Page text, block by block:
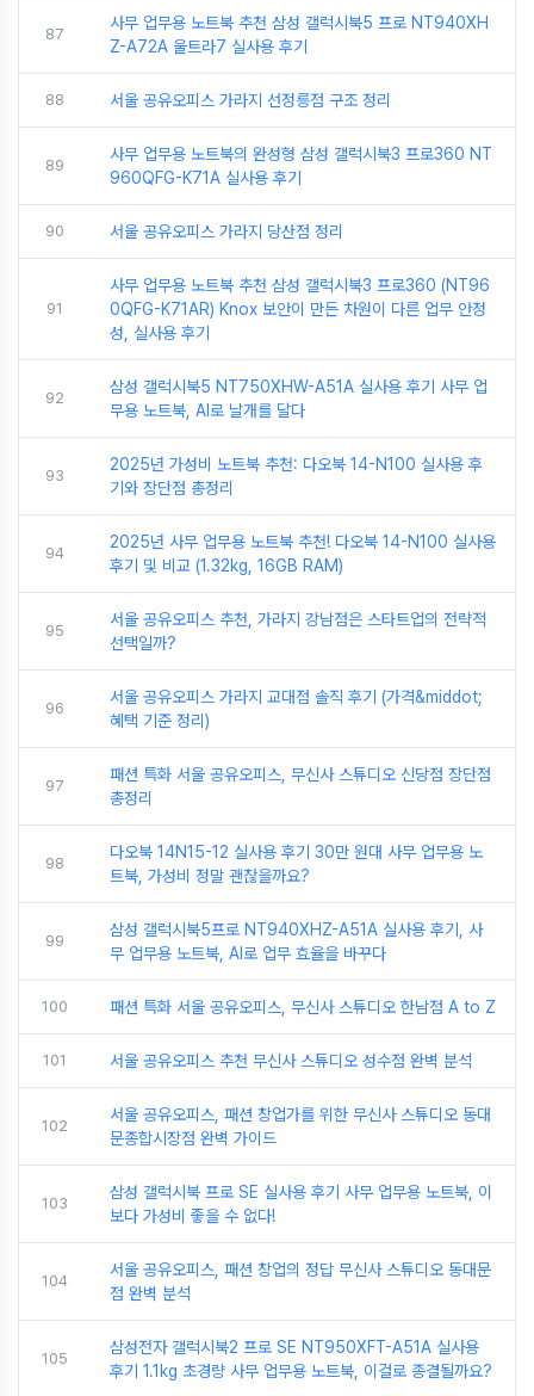
87
사무 업무용 노트북 추천 삼성 갤럭시북5 프로 NT940XH
Z-A72A 울트라7 실사용 후기
88 서울 공유오피스 가라지 선정릉점 구조 정리
89
사무 업무용 노트북의 완성형 삼성 갤럭시북3 프로360 NT
960QFG-K71A 실사용 후기
90 서울 공유오피스 가라지 당산점 정리
91
사무 업무용 노트북 추천 삼성 갤럭시북3 프로360 (NT96
0QFG-K71AR) Knox 보안이 만든 차원이 다른 업무 안정
성, 실사용 후기
92
삼성 갤럭시북5 NT750XHW-A51A 실사용 후기 사무 업
무용 노트북, AI로 날개를 달다
93
2025년 가성비 노트북 추천: 다오북 14-N100 실사용 후
기와 장단점 총정리
94
2025년 사무 업무용 노트북 추천! 다오북 14-N100 실사용
후기 및 비교 (1.32kg, 16GB RAM)
95
서울 공유오피스 추천, 가라지 강남점은 스타트업의 전략적
선택일까?
96
서울 공유오피스 가라지 교대점 솔직 후기 (가격&middot;
혜택 기준 정리)
97
패션 특화 서울 공유오피스, 무신사 스튜디오 신당점 장단점
총정리
98
다오북 14N15-12 실사용 후기 30만 원대 사무 업무용 노
트북, 가성비 정말 괜찮을까요?
99
삼성 갤럭시북5프로 NT940XHZ-A51A 실사용 후기, 사
무 업무용 노트북, AI로 업무 효율을 바꾸다
100 패션 특화 서울 공유오피스, 무신사 스튜디오 한남점 A to Z
101 서울 공유오피스 추천 무신사 스튜디오 성수점 완벽 분석
102
서울 공유오피스, 패션 창업가를 위한 무신사 스튜디오 동대
문종합시장점 완벽 가이드
103
삼성 갤럭시북 프로 SE 실사용 후기 사무 업무용 노트북, 이
보다 가성비 좋을 수 없다!
104
서울 공유오피스, 패션 창업의 정답 무신사 스튜디오 동대문
점 완벽 분석
105
삼성전자 갤럭시북2 프로 SE NT950XFT-A51A 실사용
후기 1.1kg 초경량 사무 업무용 노트북, 이걸로 종결될까요?